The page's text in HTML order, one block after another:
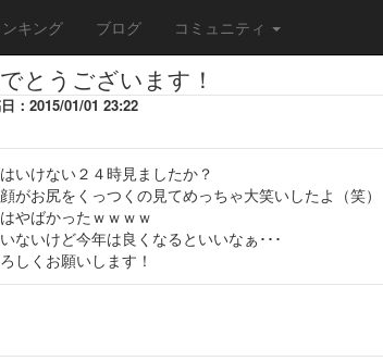
ンキング ブログ コミュニティ
とうございます！
：2015/01/01 23:22
いけない２４時見ましたか？
がお尻をくっつくの見てめっちゃ大笑いしたよ（笑）
やばかったｗｗｗｗ
ないけど今年は良くなるといいなぁ･･･
しくお願いします！